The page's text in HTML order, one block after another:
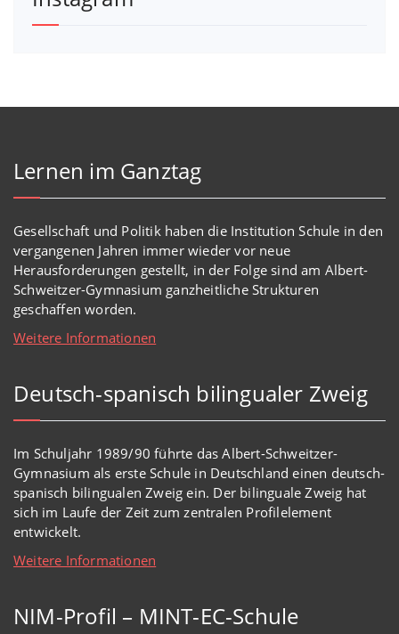
Lernen im Ganztag
Gesellschaft und Politik haben die Institution Schule in den
vergangenen Jahren immer wiedervor neue
Herausforderungen gestellt, in der Folge sind am Albert-
Schweitzer-Gymnasium ganzheitliche Strukturen
geschaffen worden.
Weitere Informationen
Deutsch-spanisch bilingualer Zweig
Im Schuljahr 1989/90 führte das Albert-Schweitzer-
Gymnasium als erste Schule in Deutschland einen deutsch-
spanisch bilingualen Zweig ein. Der bilinguale Zweig hat
sich im Laufe der Zeit zum zentralen Profilelement
entwickelt.
Weitere Informationen
NIM-Profil – MINT-EC-Schule